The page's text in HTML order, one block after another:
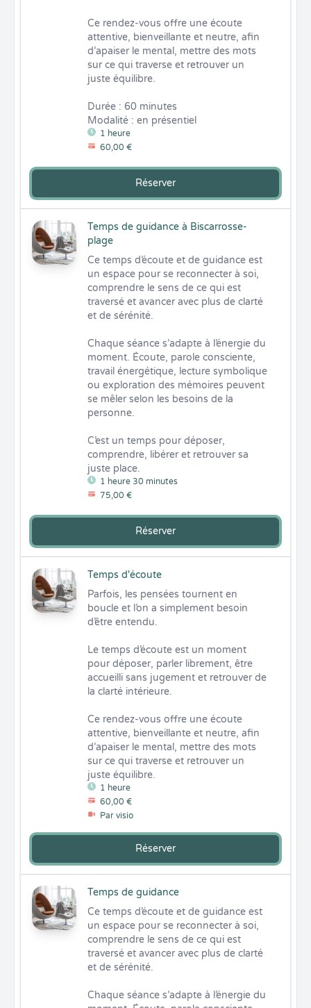
1 heure
60,00 €
Ce rendez-vous offre une écoute
attentive, bienveillante et neutre, afin
d’apaiser le mental, mettre des mots
sur ce qui traverse et retrouver un
juste équilibre.
Durée : 60 minutes
Modalité : en présentiel
Réserver
Temps de guidance à Biscarrosse-
plage
1 heure 30 minutes
75,00 €
Ce temps d’écoute et de guidance est
un espace pour se reconnecter à soi,
comprendre le sens de ce qui est
traversé et avancer avec plus de clarté
et de sérénité.
Chaque séance s’adapte à l’énergie du
moment. Écoute, parole consciente,
travail énergétique, lecture symbolique
ou exploration des mémoires peuvent
se mêler selon les besoins de la
personne.
C’est un temps pour déposer,
comprendre, libérer et retrouver sa
juste place.
Réserver
Temps d'écoute
1 heure
60,00 €
Par visio
Parfois, les pensées tournent en
boucle et l’on a simplement besoin
d’être entendu.
Le temps d’écoute est un moment
pour déposer, parler librement, être
accueilli sans jugement et retrouver de
la clarté intérieure.
Ce rendez-vous offre une écoute
attentive, bienveillante et neutre, afin
d’apaiser le mental, mettre des mots
sur ce qui traverse et retrouver un
juste équilibre.
Réserver
Temps de guidance
Ce temps d’écoute et de guidance est
un espace pour se reconnecter à soi,
comprendre le sens de ce qui est
traversé et avancer avec plus de clarté
et de sérénité.
Chaque séance s’adapte à l’énergie du